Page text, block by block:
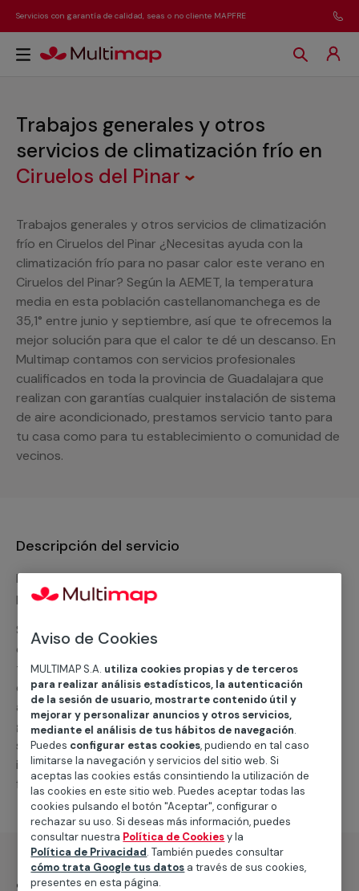
Servicios con garantía de calidad, seas o no cliente MAPFRE
Trabajos generales y otros
servicios de climatización frío en
Ciruelos del Pinar
Trabajos generales y otros servicios de climatización
frío en Ciruelos del Pinar ¿Necesitas ayuda con la
climatización frío para no pasar calor este verano en
Ciruelos del Pinar? Según la AEMET, la temperatura
media en esta población castellanomanchega es de
35,1° entre junio y septiembre, así que te ofrecemos la
mejor solución para que el calor te dé un descanso. En
Multimap contamos con servicios profesionales
cualificados en toda la provincia de Guadalajara que
realizan con garantías cualquier instalación de sistema
de aire acondicionado, prestamos servicio tanto para
tu casa como para tu establecimiento o comunidad de
vecinos.
Descripción del servicio
Nuestro equipo de expertos ofrece un servicio con
precios competitivos en
Solicita tu presupuesto y te ofreceremos una solución
diseñada a tu medida y sin ningún compromiso. Un
técnico de MULTIMAP contactará inmediatamente
contigo para informarte sobre las diferentes
alternativas que podemos ofrecerte para elservicio
general de climatización frio, como por ejemplo el
suministro de los materiales necesarios, las
intervenciones a realizar, o la mano de obra que hará
falta para completar tu proyecto.
¿Qué incluye?
Aviso de Cookies
MULTIMAP S.A. utiliza cookies propias y de terceros
para realizar análisis estadísticos, la autenticación
de la sesión de usuario, mostrarte contenido útil y
mejorar y personalizar anuncios y otros servicios,
mediante el análisis de tus hábitos de navegación.
Puedes configurar estas cookies, pudiendo en tal caso
limitarse la navegación y servicios del sitio web. Si
aceptas las cookies estás consintiendo la utilización de
las cookies en este sitio web. Puedes aceptar todas las
cookies pulsando el botón "Aceptar", configurar o
rechazar su uso. Si deseas más información, puedes
consultar nuestra Política de Cookiesy la
Política de Privacidad. También puedes consultar
cómo trata Google tus datos a través de sus cookies,
presentes en esta página.